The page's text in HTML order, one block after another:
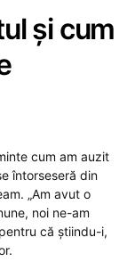
și cum
cum am auzit
întorseseră din
„Am avut o
noi ne-am
că știindu-i,